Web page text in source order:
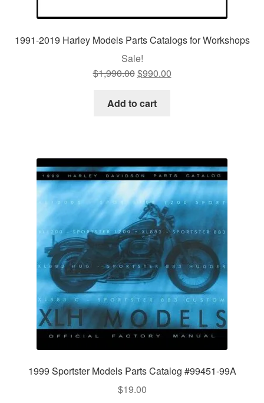
1991-2019 Harley Models Parts Catalogs for Workshops
Sale!
$1,990.00Original
was:
$990.00
Add to cart
1999 Sportster Models Parts Catalog #99451-99A
$19.00